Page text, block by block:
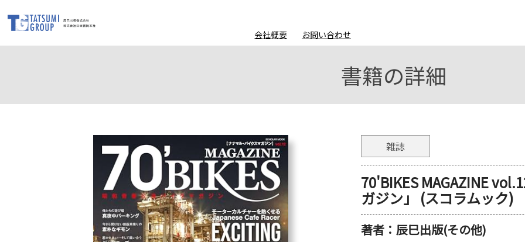
会社概要 お問い合わせ
書籍の詳細
雑誌
70'BIKES MAGAZINE
ガジン」 (スコラムック)
著者：辰巳出版(その他)